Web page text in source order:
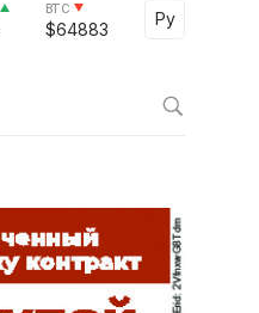
BTC
$64883
Ру
Select